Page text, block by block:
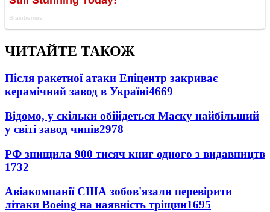
ЧИТАЙТЕ ТАКОЖ
Після ракетної атаки Епіцентр закриває
керамічний завод в Україні4669
Відомо, у скільки обійдеться Маску найбільший
у світі завод чипів2978
РФ знищила 900 тисяч книг одного з видавництв
1732
Авіакомпанії США зобов'язали перевірити
літаки Boeing на наявність тріщин1695